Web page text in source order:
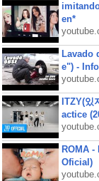
en*
Lavado
e") -
ITZY(
actice
ROMA
Oficial)